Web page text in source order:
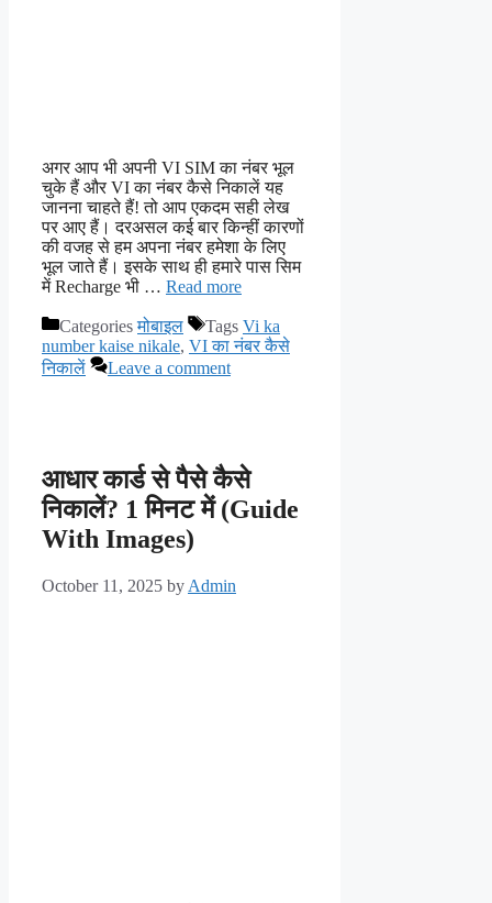
अगर आप भी अपनी VI SIM का नंबर भूल
चुके हैं और VI का नंबर कैसे निकालें यह
जानना चाहते हैं! तो आप एकदम सही लेख
पर आए हैं। दरअसल कई बार किन्हीं कारणों
की वजह से हम अपना नंबर हमेशा के लिए
भूल जाते हैं। इसके साथ ही हमारे पास सिम
में Recharge भी … Read more
Categoriesमोबाइल Tags Vi ka
number kaise nikale, VI का नंबर कैसे
निकालें
Leave a comment
आधार कार्ड से पैसे कैसे
निकालें? 1 मिनट में (Guide
With Images)
October 11, 2025 by Admin